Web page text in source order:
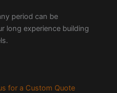
period can be
long experience building
for a Custom Quote